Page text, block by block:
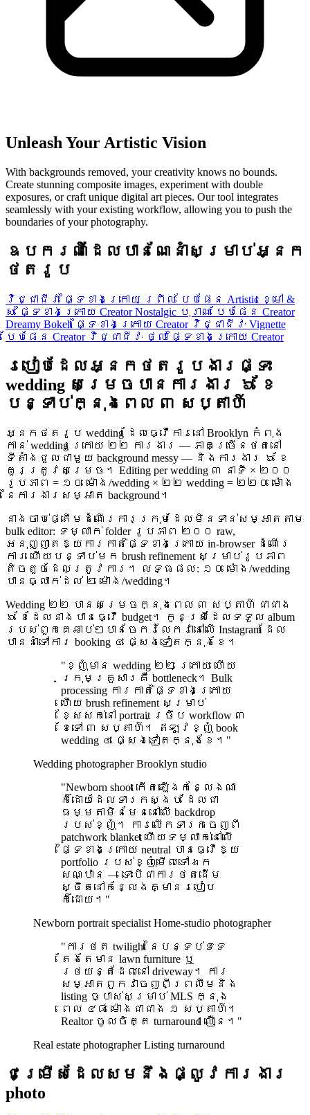
Unleash Your Artistic Vision
With backgrounds removed, your creativity knows no bounds.
Create stunning composite images, experiment with double
exposures, or craft unique digital art pieces. Our tool integrates
seamlessly with your existing workflow, allowing you to push the
boundaries of your photography.
ឧបករណ៍ដែលបានណែនាំសម្រាប់អ្នក
ថតរូប
វិជ្ជាជីវៈ ផ្ទៃខាងក្រោយ ព្រិល បែបផែន Artistic ខ្មៅ &
ស ផ្ទៃខាងក្រោយ CreatorNostalgic បុរាណ បែបផែន Creator
Dreamy Bokeh ផ្ទៃខាងក្រោយ Creator វិជ្ជាជីវៈ Vignette
បែបផែន Creator វិជ្ជាជីវៈ ថ្លា ផ្ទៃខាងក្រោយ Creator
របៀបដែលអ្នកថតរូបងារផ្ទះ
wedding សម្រេចបានការងារ ៦ ខែ
បន្ទាប់ក្នុងពេល ៣ សប្តាហ៍
អ្នកថតរូប wedding ដែលធ្វើការនៅ Brooklyn កំពុង
កាន់ wedding ក្រោយ ២២ ការងារ — ភាគច្រើនថតនៅ
ទីតាំងជួលជាមួយ background messy — និងការងារ ៦ ខែ
គួរត្រូវសម្រេច។ Editing per wedding ៣ នាទី × ២០០
រូបភាព = ១០ ម៉ោង/wedding × ២២ wedding = ២២០ ម៉ោង
នៃការងារសម្អាត background។
នាងចាប់ផ្តើមដំណើរការក្រុមដែលមិនទាន់សម្អាតតាម
bulk editor: ទម្លាក់ folder រូបភាព ២០០ raw,
អនុញ្ញាតឱ្យការកាត់ផ្ទៃខាងក្រោយ in-browser ដំណើរ
ការ ហើយបន្ទាប់មក brush refinement សម្រាប់រូបភាព
តិចតួចដែលត្រូវការ។ លទ្ធផល: ១០ ម៉ោង/wedding
បានធ្លាក់ដល់ ២ ម៉ោង/wedding។
Wedding ២២ បានសម្រេចក្នុងពេល ៣ សប្តាហ៍ ជាជាង
៦ ខែដែលនាងបានធ្វើ budget។ កូនស្រីដែលទទួល album
របស់ពួកគេឆាប់ៗបានចែករំលែកវានៅលើ Instagram ដែល
បាននាំទៅការ booking ៤ ផ្សេងទៀតក្នុងខែ។
"ខ្ញុំមាន wedding ២២ ក្រោយ ហើយ
ក្រុមគ្រួសារគឺ bottleneck។ Bulk
processing ការកាត់ផ្ទៃខាងក្រោយ
ហើយ brush refinement សម្រាប់
ខ្សែសក់នៅ portrait ច្រឹប workflow ៣
ខែទៅ ៣ សប្តាហ៍។ ឥឡូវខ្ញុំ book
wedding ៤ ផ្សេងទៀតក្នុងខែ។"
Wedding photographer Brooklyn studio
"Newborn shoot កើតឡើងកន្លែងណា
ក៏ដោយដែលទារកស្ងប់ ដែលជា
ធម្មតាមិនមែននៅលើ backdrop
របស់ខ្ញុំ។ ការលើកទារកចេញពី
patchwork blanket ហើយទម្លាក់នៅលើ
ផ្ទៃខាងក្រោយ neutral បានធ្វើឱ្យ
portfolio របស់ខ្ញុំមើលទៅឯក
សណ្ឋាន — ទោះបីជាការថតដើម
ស្ថិតនៅកន្លែងគ្មានរបៀប
ក៏ដោយ។"
Newborn portrait specialist Home-studio photographer
"ការថត twilight នៃបន្ទប់ទទេ
តែងតែមាន lawn furniture ឬ
រថយន្តដែលនៅ driveway។ ការ
សម្អាតពួកវាចេញពីព្រលឹមនិង
listing ច្បាស់សម្រាប់ MLS ក្នុង
ពេល ៤៨ ម៉ោងជាជាង ១ សប្តាហ៍។
Realtor ចូលចិត្ត turnaround លឿន។"
Real estate photographer Listing turnaround
ជម្រើសដែលសមនឹងផ្លូវការងារ
photo